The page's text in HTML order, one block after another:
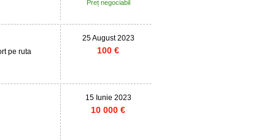
Preț negociabil
pe ruta
25 August 2023
100 €
15 Iunie 2023
10 000 €